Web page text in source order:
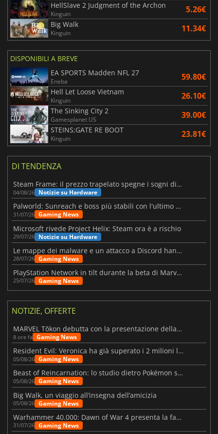
HellSlave 2 Judgment of the Archon
Kinguin 5.26€
Big Walk
Kinguin 11.34€
DISPONIBILI A BREVE
EA SPORTS Madden NFL 27
Eneba 59.80€
Hell Let Loose Vietnam
Kinguin 26.10€
The Sinking City 2
Gamesplanet US 39.00€
STEINS;GATE RE BOOT
Kinguin 23.81€
DI TENDENZA
Steam Frame: il prezzo trapelato spegne i sogni di un VR economico
04/08/26 Notizie su Hardware
Palworld: Sunreach e boss più stabili con l'ultimo update
31/07/26 Gaming News
Microsoft rivede Project Helix: Steam ora è a rischio
29/07/26 Notizie su Hardware
Le mappe dei malware e un attacco a Discord hanno colpito Meccha Chameleon
28/07/26 Gaming News
PlayStation Network in tilt durante la beta di Marvel Tōkon
25/07/26 Gaming News
NOTIZIE, OFFERTE
MARVEL Tōkon debutta con la presentazione della roadmap per il primo anno
8 ore fa Gaming News
Resident Evil: Veronica ha già superato i 2 milioni liste dei desideri
05/08/26 Gaming News
Beast of Reincarnation: lo studio dietro Pokémon su una nuova strada
05/08/26 Gaming News
Big Walk, un viaggio all’insegna dell’amicizia
05/08/26 Gaming News
Warhammer 40.000: Dawn of War 4 presenta la fazione dei Necron
31/07/26 Gaming News